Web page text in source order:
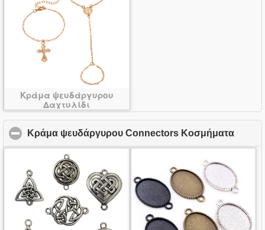
Κράμα ψευδάργυρου
Δαχτυλίδι
Κράμα ψευδάργυρου Connectors Κοσμήματα